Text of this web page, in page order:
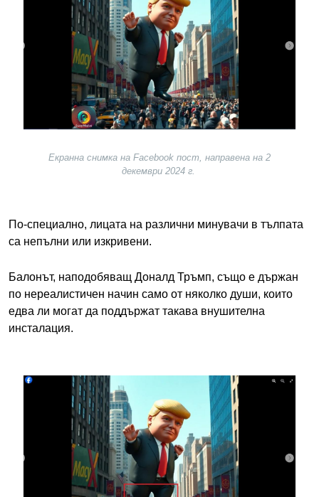
Екранна снимка на Facebook пост, направена на 2
декември 2024 г.
По-специално, лицата на различни минувачи в тълпата
са непълни или изкривени.
Балонът, наподобяващ Доналд Тръмп, също е държан
по нереалистичен начин само от няколко души, които
едва ли могат да поддържат такава внушителна
инсталация.
Image